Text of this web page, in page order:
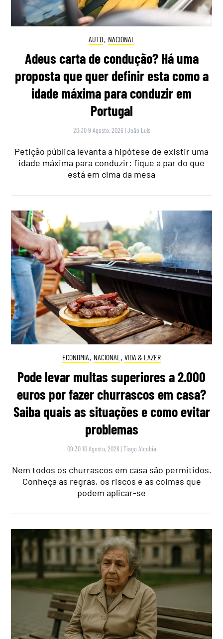
AUTO, NACIONAL
Adeus carta de condução? Há uma
proposta que quer definir esta como a
idade máxima para conduzir em
Portugal
20:30 9 Agosto, 2026 |João Luís
Petição pública levanta a hipótese de existir uma
idade máxima para conduzir: fique a par do que
está em cima da mesa
ECONOMIA, NACIONAL , VIDA & LAZER
Pode levar multas superiores a 2.000
euros por fazer churrascos em casa?
Saiba quais as situações e como evitar
problemas
09:30 10 Agosto, 2026 |Tiago Alcobia
Nem todos os churrascos em casa são permitidos.
Conheça as regras, os riscos e as coimas que
podem aplicar-se